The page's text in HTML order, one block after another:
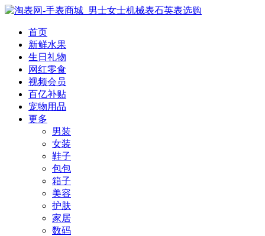
首页
新鲜水果
生日礼物
网红零食
视频会员
百亿补贴
宠物用品
更多
男装
女装
鞋子
包包
箱子
美容
护肤
家居
数码